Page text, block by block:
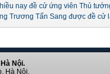
nay đề cử ứng viên Thủ
Trương Tấn Sang được đề cử
Nội.
Hà Nội.